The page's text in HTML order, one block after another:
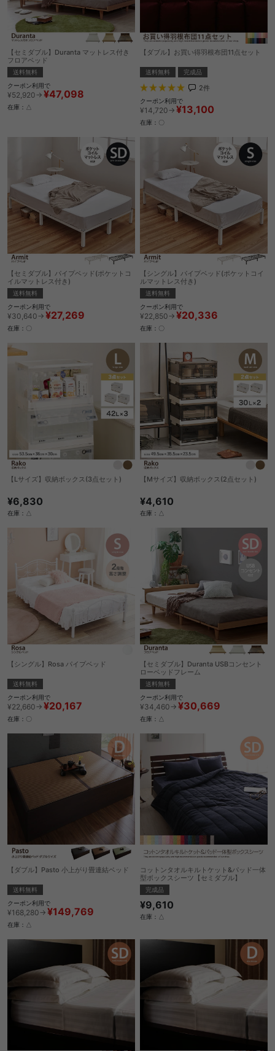
【セミダブル】Duranta マットレス付き
フロアベッド
送料無料
クーポン利用で
¥52,920→ ¥47,098
在庫：△
【ダブル】お買い得羽根布団11点セット
送料無料 完成品
2件
クーポン利用で
¥14,720→ ¥13,100
在庫：〇
【セミダブル】パイプベッド(ポケットコ
イルマットレス付き)
送料無料
クーポン利用で
¥30,640→ ¥27,269
在庫：〇
【シングル】パイプベッド(ポケットコイ
ルマットレス付き)
送料無料
クーポン利用で
¥22,850→ ¥20,336
在庫：〇
【Lサイズ】収納ボックス(3点セット)
¥6,830
在庫：△
【Mサイズ】収納ボックス(2点セット)
¥4,610
在庫：△
【シングル】Rosa パイプベッド
送料無料
クーポン利用で
¥22,660→ ¥20,167
在庫：〇
【セミダブル】Duranta USBコンセント
ローベッドフレーム
送料無料
クーポン利用で
¥34,460→ ¥30,669
在庫：△
【ダブル】Pasto 小上がり畳連結ベッド
送料無料
クーポン利用で
¥168,280→ ¥149,769
在庫：△
コットンタオルキルトケット&パッド一体
型ボックスシーツ【セミダブル】
完成品
¥9,610
在庫：△